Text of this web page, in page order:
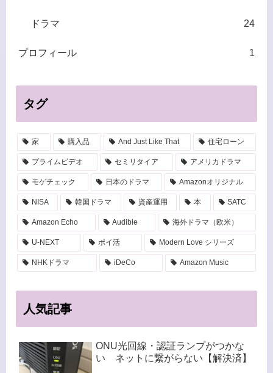
ドラマ 24
プロフィール 1
タグ
家 購入品 And Just Like That 住宅ローン
プライムビデオ セミリタイア アメリカドラマ
モゲチェック 日本のドラマ Amazonオリジナル
NISA 韓国ドラマ 資産運用 本 SATC
Amazon Echo Audible 海外ドラマ（欧米）
U-NEXT ポイ活 Modern Love シリーズ
NHKドラマ iDeCo Amazon Music
人気記事
ONU光回線・認証ランプがつかな
い ネットに繋がらない【解決済】